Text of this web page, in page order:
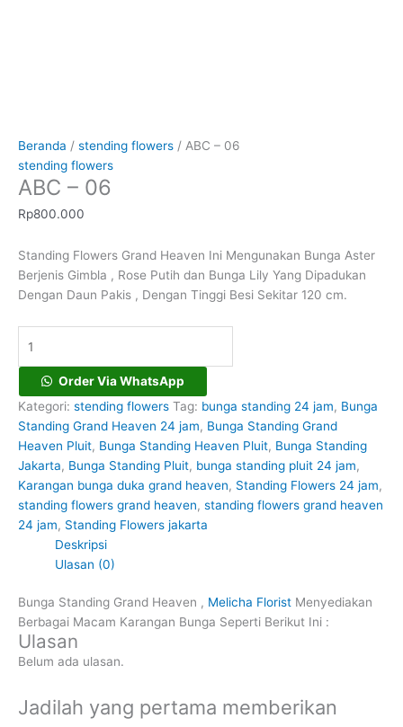
Beranda / stending flowers / ABC – 06
stending flowers
ABC – 06
Rp800.000
Standing Flowers Grand Heaven Ini Mengunakan Bunga Aster
Berjenis Gimbla , Rose Putih dan Bunga Lily Yang Dipadukan
Dengan Daun Pakis , Dengan Tinggi Besi Sekitar 120 cm.
Order Via WhatsApp
Kategori: stending flowers Tag: bunga standing 24 jam, Bunga
Standing Grand Heaven 24 jam, Bunga Standing Grand
Heaven Pluit, Bunga Standing Heaven Pluit, Bunga Standing
Jakarta, Bunga Standing Pluit, bunga standing pluit 24 jam,
Karangan bunga duka grand heaven, Standing Flowers 24 jam,
standing flowers grand heaven, standing flowers grand heaven
24 jam, Standing Flowers jakarta
Deskripsi
Ulasan (0)
Bunga Standing Grand Heaven , Melicha Florist Menyediakan
Berbagai Macam Karangan Bunga Seperti Berikut Ini :
Ulasan
Belum ada ulasan.
Jadilah yang pertama memberikan